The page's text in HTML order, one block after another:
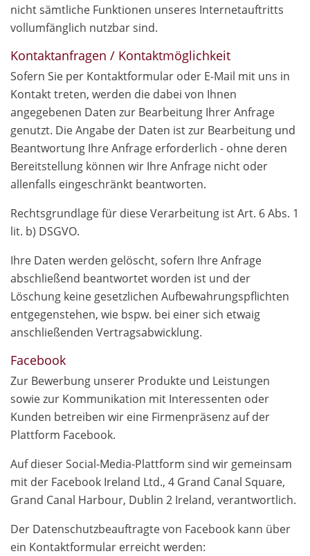
nicht sämtliche Funktionen unseres Internetauftritts
vollumfänglich nutzbar sind.
Kontaktanfragen / Kontaktmöglichkeit
Sofern Sie per Kontaktformular oder E-Mail mit uns in
Kontakt treten, werden die dabei von Ihnen
angegebenen Daten zur Bearbeitung Ihrer Anfrage
genutzt. Die Angabe der Daten ist zur Bearbeitung und
Beantwortung Ihre Anfrage erforderlich - ohne deren
Bereitstellung können wir Ihre Anfrage nicht oder
allenfalls eingeschränkt beantworten.
Rechtsgrundlage für diese Verarbeitung ist Art. 6 Abs. 1
lit. b) DSGVO.
Ihre Daten werden gelöscht, sofern Ihre Anfrage
abschließend beantwortet worden ist und der
Löschung keine gesetzlichen Aufbewahrungspflichten
entgegenstehen, wie bspw. bei einer sich etwaig
anschließenden Vertragsabwicklung.
Facebook
Zur Bewerbung unserer Produkte und Leistungen
sowie zur Kommunikation mit Interessenten oder
Kunden betreiben wir eine Firmenpräsenz auf der
Plattform Facebook.
Auf dieser Social-Media-Plattform sind wir gemeinsam
mit der Facebook Ireland Ltd., 4 Grand Canal Square,
Grand Canal Harbour, Dublin 2 Ireland, verantwortlich.
Der Datenschutzbeauftragte von Facebook kann über
ein Kontaktformular erreicht werden: